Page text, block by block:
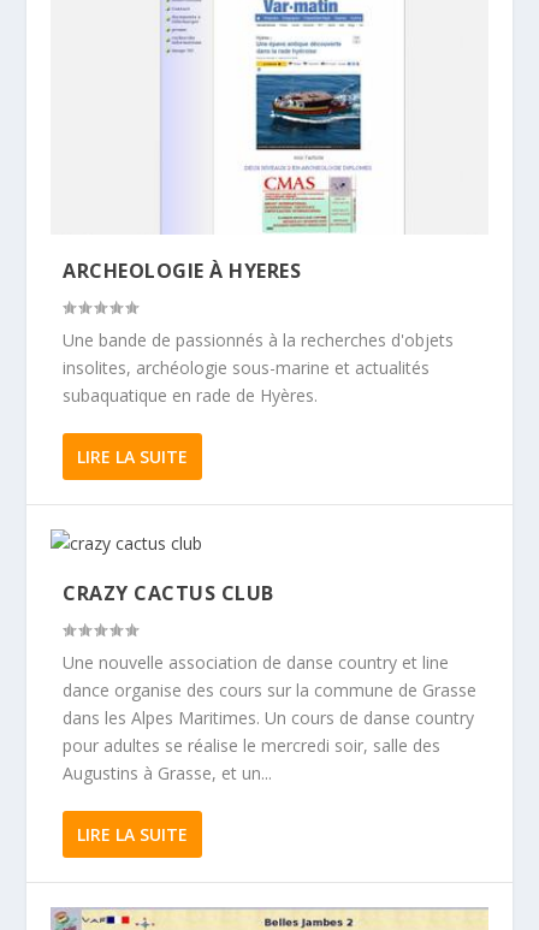
ARCHEOLOGIE À HYERES
Une bande de passionnés à la recherches d'objets
insolites, archéologie sous-marine et actualités
subaquatique en rade de Hyères.
LIRE LA SUITE
CRAZY CACTUS CLUB
Une nouvelle association de danse country et line
dance organise des cours sur la commune de Grasse
dans les Alpes Maritimes. Un cours de danse country
pour adultes se réalise le mercredi soir, salle des
Augustins à Grasse, et un...
LIRE LA SUITE